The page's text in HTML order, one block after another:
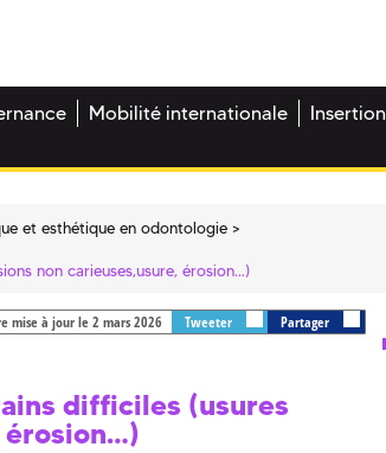
Mobilité internationale
et esthétique en odontologie
non carieuses,usure, érosion…)
mise à jour le 2 mars 2026 Tweeter Partager
difficiles (usures
érosion…)